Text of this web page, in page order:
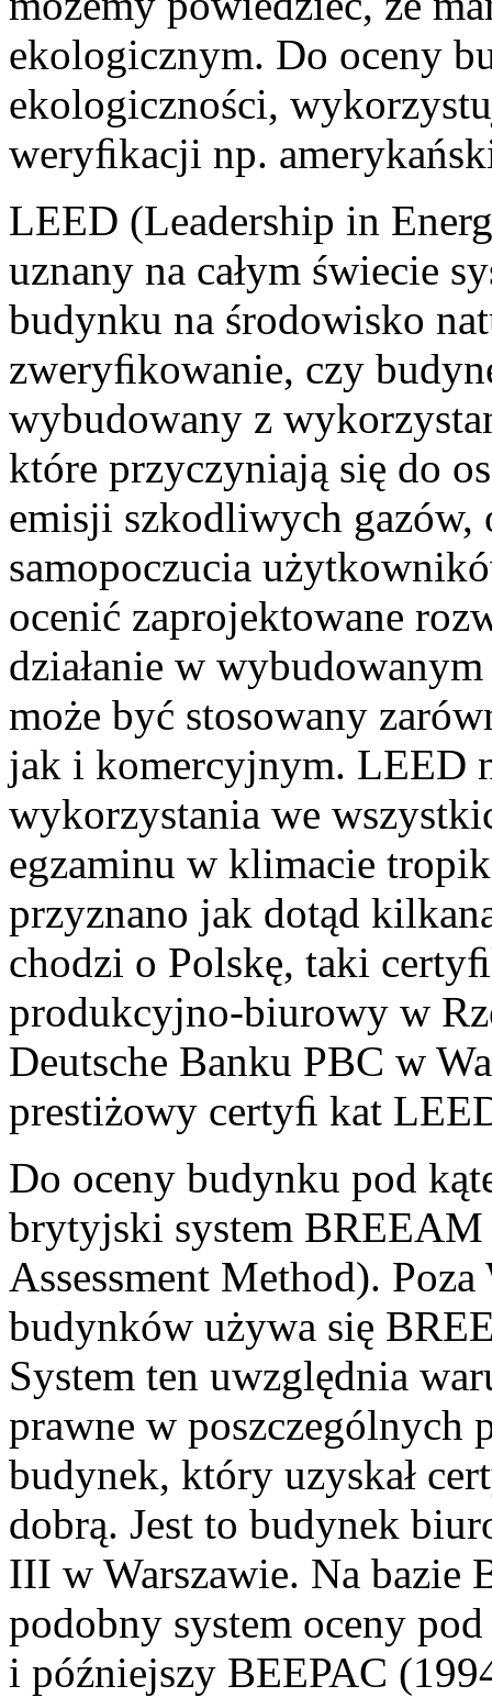
ekologicznym. Do oceny
ekologiczności,
weryﬁkacji np.
LEED (Leadership in
uznany na całym świecie
budynku na środowisko
zweryﬁkowanie, czy
wybudowany z
które przyczyniają się do
emisji szkodliwych gazów,
samopoczucia
ocenić zaprojektowane
działanie w
może być stosowany
jak i komercyjnym. LEED
wykorzystania we
egzaminu w klimacie
przyznano jak dotąd
chodzi o Polskę, taki
produkcyjno-biurowy w
Deutsche Banku PBC w
prestiżowy certyﬁ kat
Do oceny budynku pod
brytyjski system
Assessment Method).
budynków używa się
System ten uwzględnia
prawne w poszczególnych
budynek, który uzyskał
dobrą. Jest to budynek
III w Warszawie. Na bazie
podobny system oceny
i późniejszy BEEPAC